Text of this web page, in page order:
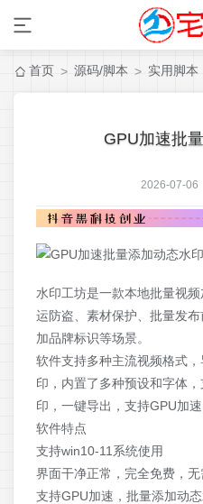
首页 > 源码/脚本 > 实用脚本
GPU加速批
2026-07-
水印工坊是一款本地批量视
运防盗、素材保护、批量发
加品牌标识等场景。
软件支持多种主流视频格式
印，内置了多种预设和字体
印，一键导出，支持GPU加速
软件特点
支持win10-11系统使用
界面干净正常，完全免费，
支持GPU加速，批量添加动